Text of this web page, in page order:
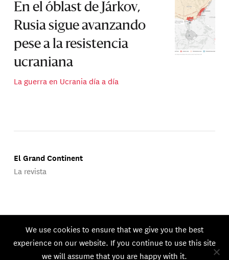
En el óblast de Járkov,
Rusia sigue avanzando
pese a la resistencia
ucraniana
La guerra en Ucrania día a día
El Grand Continent
La revista
© 2026 GEG. Todos los derechos reservados.
We use cookies to ensure that we give you the best
experience on our website. If you continue to use this site
we will assume that you are happy with it.